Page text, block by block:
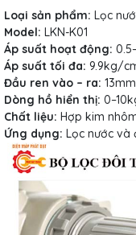
Loại sản phẩm: Lọc
Model: LKN-K01
Áp suất hoạt động:
Áp suất tối đa: 9.9kg/
Đầu ren vào – ra: 13mm
Dòng hồ hiển thị:
Chất liệu: Hợp kim
Ứng dụng: Lọc nước và